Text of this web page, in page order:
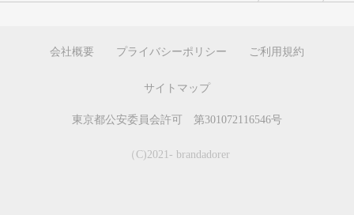
会社概要 プライバシーポリシー ご利用規約
サイトマップ
東京都公安委員会許可 第301072116546号
（C)2021- brandadorer